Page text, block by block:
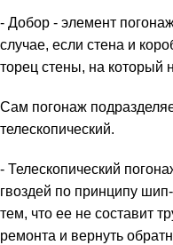
- Добор - элемент
случае, если стена и
торец стены, на который
Сам погонаж
телескопический.
- Телескопический
гвоздей по принципу
тем, что ее не составит
ремонта и вернуть